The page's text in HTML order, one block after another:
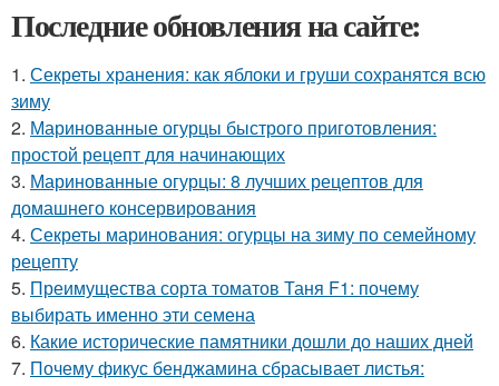
Последние обновления на сайте:
1. Секреты хранения: как яблоки и груши сохранятся всю
зиму
2. Маринованные огурцы быстрого приготовления:
простой рецепт для начинающих
3. Маринованные огурцы: 8 лучших рецептов для
домашнего консервирования
4. Секреты маринования: огурцы на зиму по семейному
рецепту
5. Преимущества сорта томатов Таня F1: почему
выбирать именно эти семена
6. Какие исторические памятники дошли до наших дней
7. Почему фикус бенджамина сбрасывает листья: